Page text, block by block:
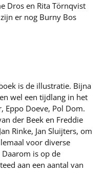
Dros en Rita Törnqvist
er nog Burny Bos
is de illustratie. Bijna
wel een tijdlang in het
Eppo Doeve, Pol Dom.
der Beek en Freddie
Rinke, Jan Sluijters, om
voor diverse
is op de
aan een aantal van